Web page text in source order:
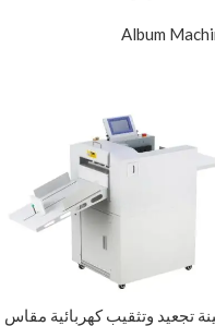
Album
تجعيد وتثقيب كهربائية مقاس